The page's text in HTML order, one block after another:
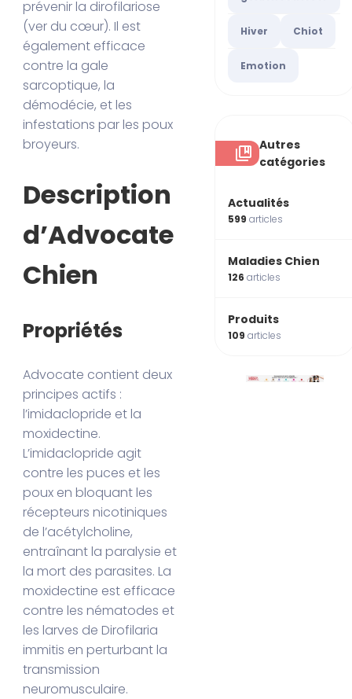
prévenir la dirofilariose
(ver du cœur). Il est
également efficace
contre la gale
sarcoptique, la
démodécie, et les
infestations par les poux
broyeurs.
Description
d’Advocate
Chien
Propriétés
Advocate contient deux
principes actifs :
l’imidaclopride et la
moxidectine.
L’imidaclopride agit
contre les puces et les
poux en bloquant les
récepteurs nicotiniques
de l’acétylcholine,
entraînant la paralysie et
la mort des parasites. La
moxidectine est efficace
contre les nématodes et
les larves de Dirofilaria
immitis en perturbant la
transmission
neuromusculaire.
Hiver Chiot
Emotion
Autres
catégories
Actualités
599articles
Maladies Chien
126articles
Produits
109articles